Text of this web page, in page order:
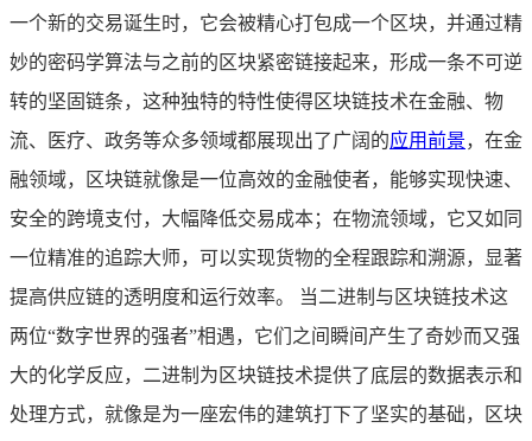
一个新的交易诞生时，它会被精心打包成一个区块，并通过精
妙的密码学算法与之前的区块紧密链接起来，形成一条不可逆
转的坚固链条，这种独特的特性使得区块链技术在金融、物
流、医疗、政务等众多领域都展现出了广阔的应用前景，在金
融领域，区块链就像是一位高效的金融使者，能够实现快速、
安全的跨境支付，大幅降低交易成本；在物流领域，它又如同
一位精准的追踪大师，可以实现货物的全程跟踪和溯源，显著
提高供应链的透明度和运行效率。 当二进制与区块链技术这
两位“数字世界的强者”相遇，它们之间瞬间产生了奇妙而又强
大的化学反应，二进制为区块链技术提供了底层的数据表示和
处理方式，就像是为一座宏伟的建筑打下了坚实的基础，区块